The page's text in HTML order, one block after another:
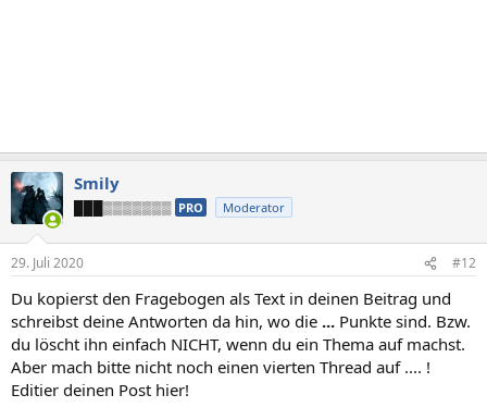
Smily
███▒▒▒▒▒▒▒ PRO Moderator
29. Juli 2020 #12
Du kopierst den Fragebogen als Text in deinen Beitrag und
schreibst deine Antworten da hin, wo die ... Punkte sind. Bzw.
du löscht ihn einfach NICHT, wenn du ein Thema auf machst.
Aber mach bitte nicht noch einen vierten Thread auf .... !
Editier deinen Post hier!